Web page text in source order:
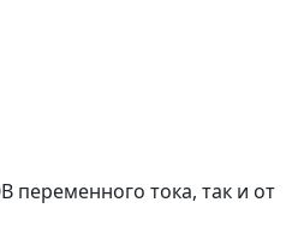
переменного тока, так и от